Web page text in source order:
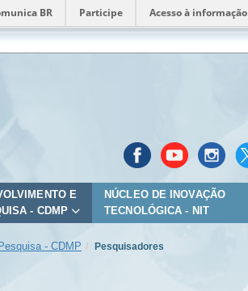
BR Participe Acesso à informação
E
- CDMP
NÚCLEO DE INOVAÇÃO
TECNOLÓGICA - NIT
- CDMP Pesquisadores